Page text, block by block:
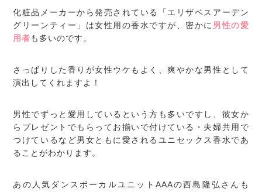
化粧品メーカーから発売されている「エリザベスアーデン
グリーンティー」は女性用の香水ですが、密かに 男性の愛
用者も多いのです。
さっぱりした香りが女性ウケもよく、爽やかな男性として
演出してくれますよ！
男性でずっと愛用しているという方も多いですし、彼女か
らプレゼントでもらってお揃いで付けている・夫婦共用で
つけているなど男女ともに愛されるユニセックス香水であ
ることがわかります。
あの人気ダンスボーカルユニットAAAの西島隆弘さんも